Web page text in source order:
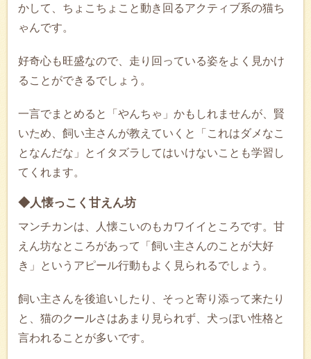
かして、ちょこちょこと動き回るアクティブ系の猫ち
ゃんです。
好奇心も旺盛なので、走り回っている姿をよく見かけ
ることができるでしょう。
一言でまとめると「やんちゃ」かもしれませんが、賢
いため、飼い主さんが教えていくと「これはダメなこ
となんだな」とイタズラしてはいけないことも学習し
てくれます。
◆人懐っこく甘えん坊
マンチカンは、人懐こいのもカワイイところです。甘
えん坊なところがあって「飼い主さんのことが大好
き」というアピール行動もよく見られるでしょう。
飼い主さんを後追いしたり、そっと寄り添って来たり
と、猫のクールさはあまり見られず、犬っぽい性格と
言われることが多いです。